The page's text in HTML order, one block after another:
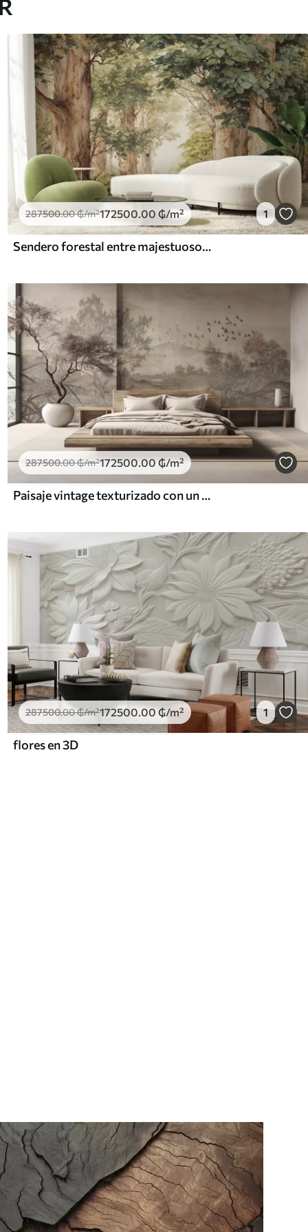
287500.00₲/m²172500 .00 ₲/m² 1
Sendero forestal entre majestuosos árboles en estilo acuarela
287500.00₲/m²172500.00₲/m²
Paisaje vintage texturizado con un árbol cerca de un río y un cielo nublado, arte de la naturaleza en tonos sepia
287500.00₲/m²172500 .00 ₲/m² 1
flores en 3D